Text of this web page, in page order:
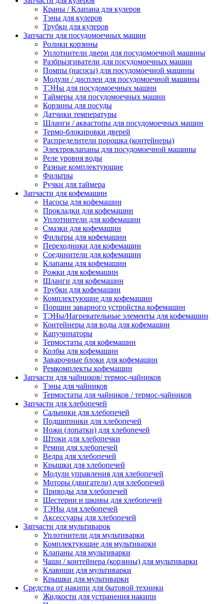
Краны / Клапана для кулеров
Тэны для кулеров
Трубки для кулеров
Запчасти для посудомоечных машин
Ролики корзины
Уплотнители двери для посудомоечной машины
Разбрызгиватели для посудомоечных машин
Помпы (насосы) для посудомоечной машины
Модули / дисплеи для посудомоечной машины
ТЭНы для посудомоечных машин
Таймеры для посудомоечных машин
Корзины для посуды
Датчики температуры
Шланги / аквастопы для посудомоечных машин
Термо-блокировки дверей
Распределители порошка (контейнеры)
Электроклапаны для посудомоечной машины
Реле уровня воды
Разные комплектующие
Фильтры
Ручки для таймера
Запчасти для кофемашин
Насосы для кофемашин
Прокладки для кофемашин
Уплотнители для кофемашин
Смазки для кофемашин
Фильтры для кофемашин
Переходники для кофемашин
Соединители для кофемашин
Клапаны для кофемашин
Рожки для кофемашин
Шланги для кофемашин
Трубки для кофемашин
Комплектующие для кофемашин
Поршни заварного устройства кофемашин
ТЭНы/Нагревательные элементы для кофемашин
Контейнеры для воды для кофемашин
Капучинаторы
Термостаты для кофемашин
Колбы для кофемашин
Заварочные блоки для кофемашин
Ремкомплекты кофемашин
Запчасти для чайников/ термос-чайников
Тэны для чайников
Термостаты для чайников / термос-чайников
Запчасти для хлебопечей
Сальники для хлебопечей
Подшипники для хлебопечей
Ножи (лопатки) для хлебопечей
Штоки для хлебопечки
Ремни для хлебопечей
Ведра для хлебопечей
Крышки для хлебопечей
Модули управления для хлебопечей
Моторы (двигатели) для хлебопечей
Приводы для хлебопечей
Шестерни и шкивы для хлебопечей
ТЭНы для хлебопечей
Аксессуары для хлебопечей
Запчасти для мультиварок
Уплотнители для мультиварки
Комплектующие для мультиварки
Клапаны для мультиварки
Чаши / контейнера (корзины) для мультиварки
Клавиши для мультиварки
Крышки для мультиварки
Средства от накипи для бытовой техники
Жидкости для устранения накипи